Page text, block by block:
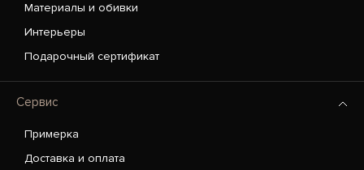
Материалы и обивки
Интерьеры
Подарочный сертификат
Сервис
Примерка
Доставка и оплата